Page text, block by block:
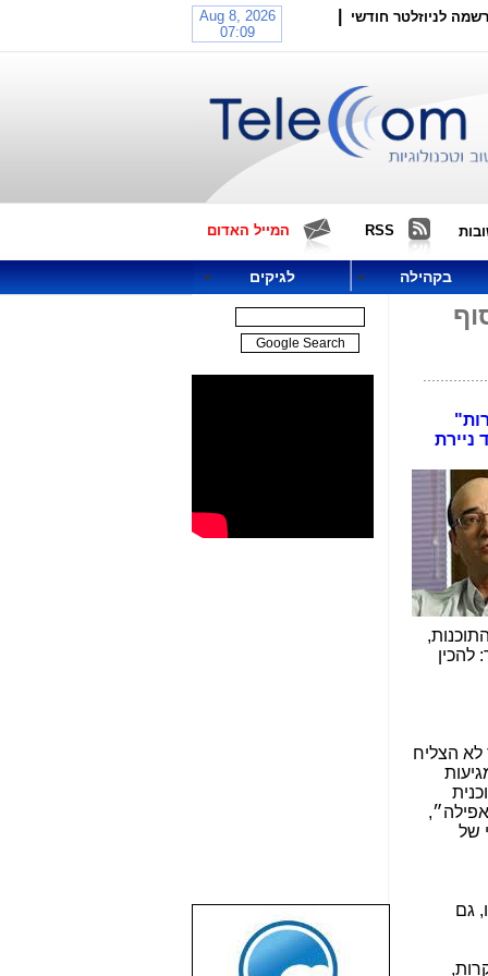
לניוזלטר חודשי
RSS המייל האדום
בקהילה לגיקים
ניירת
להכין
לא הצליח
של
גם
שבוע טוב לכל
הגולשים באשר